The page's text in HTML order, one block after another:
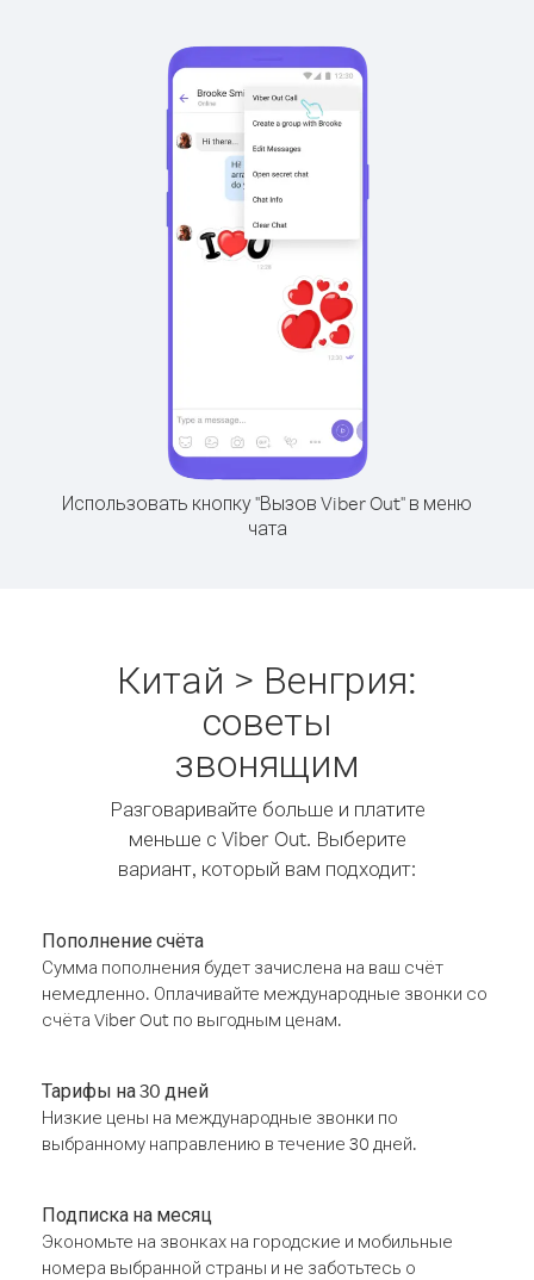
Использовать кнопку "Вызов Viber Out" в меню
чата
Китай > Венгрия:
советы
звонящим
Разговаривайте больше и платите
меньше с Viber Out. Выберите
вариант, который вам подходит:
Пополнение счёта
Сумма пополнения будет зачислена на ваш счёт
немедленно. Оплачивайте международные звонки со
счёта Viber Out по выгодным ценам.
Тарифы на 30 дней
Низкие цены на международные звонки по
выбранному направлению в течение 30 дней.
Подписка на месяц
Экономьте на звонках на городские и мобильные
номера выбранной страны и не заботьтесь о